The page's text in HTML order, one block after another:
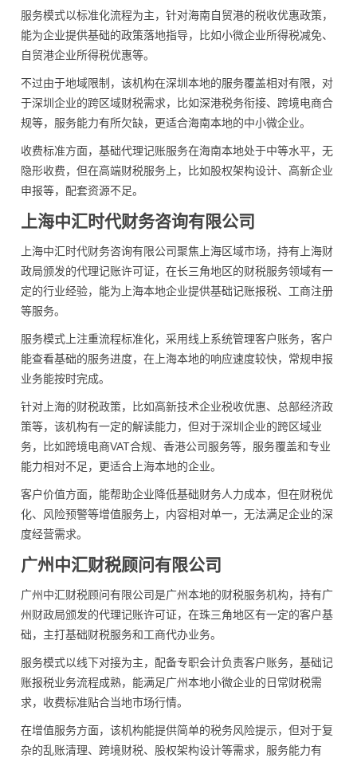
服务模式以标准化流程为主，针对海南自贸港的税收优惠政策，
能为企业提供基础的政策落地指导，比如小微企业所得税减免、
自贸港企业所得税优惠等。
不过由于地域限制，该机构在深圳本地的服务覆盖相对有限，对
于深圳企业的跨区域财税需求，比如深港税务衔接、跨境电商合
规等，服务能力有所欠缺，更适合海南本地的中小微企业。
收费标准方面，基础代理记账服务在海南本地处于中等水平，无
隐形收费，但在高端财税服务上，比如股权架构设计、高新企业
申报等，配套资源不足。
上海中汇时代财务咨询有限公司
上海中汇时代财务咨询有限公司聚焦上海区域市场，持有上海财
政局颁发的代理记账许可证，在长三角地区的财税服务领域有一
定的行业经验，能为上海本地企业提供基础记账报税、工商注册
等服务。
服务模式上注重流程标准化，采用线上系统管理客户账务，客户
能查看基础的服务进度，在上海本地的响应速度较快，常规申报
业务能按时完成。
针对上海的财税政策，比如高新技术企业税收优惠、总部经济政
策等，该机构有一定的解读能力，但对于深圳企业的跨区域业
务，比如跨境电商VAT合规、香港公司服务等，服务覆盖和专业
能力相对不足，更适合上海本地的企业。
客户价值方面，能帮助企业降低基础财务人力成本，但在财税优
化、风险预警等增值服务上，内容相对单一，无法满足企业的深
度经营需求。
广州中汇财税顾问有限公司
广州中汇财税顾问有限公司是广州本地的财税服务机构，持有广
州财政局颁发的代理记账许可证，在珠三角地区有一定的客户基
础，主打基础财税服务和工商代办业务。
服务模式以线下对接为主，配备专职会计负责客户账务，基础记
账报税业务流程成熟，能满足广州本地小微企业的日常财税需
求，收费标准贴合当地市场行情。
在增值服务方面，该机构能提供简单的税务风险提示，但对于复
杂的乱账清理、跨境财税、股权架构设计等需求，服务能力有